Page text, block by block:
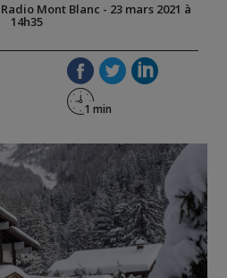
Mont Blanc - 23 mars 2021 à
14h35